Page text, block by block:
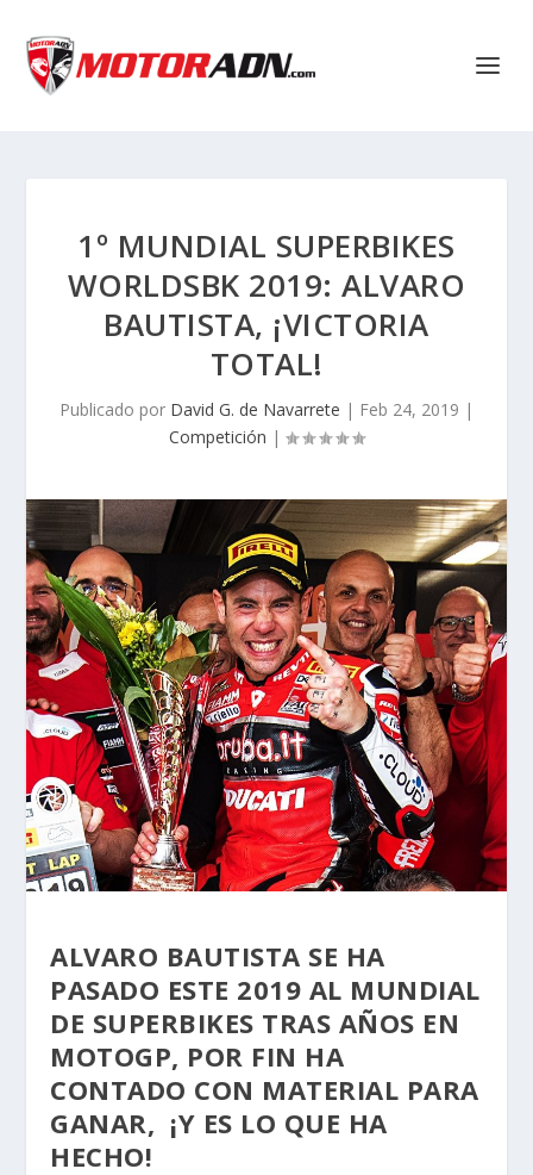
1º MUNDIAL SUPERBIKES
WORLDSBK 2019: ALVARO
BAUTISTA, ¡VICTORIA
TOTAL!
Publicado por David G. de Navarrete | Feb 24, 2019 |
Competición |
ALVARO BAUTISTA SE HA
PASADO ESTE 2019 AL MUNDIAL
DE SUPERBIKES TRAS AÑOS EN
MOTOGP, POR FIN HA
CONTADO CON MATERIAL PARA
GANAR, ¡Y ES LO QUE HA
HECHO!